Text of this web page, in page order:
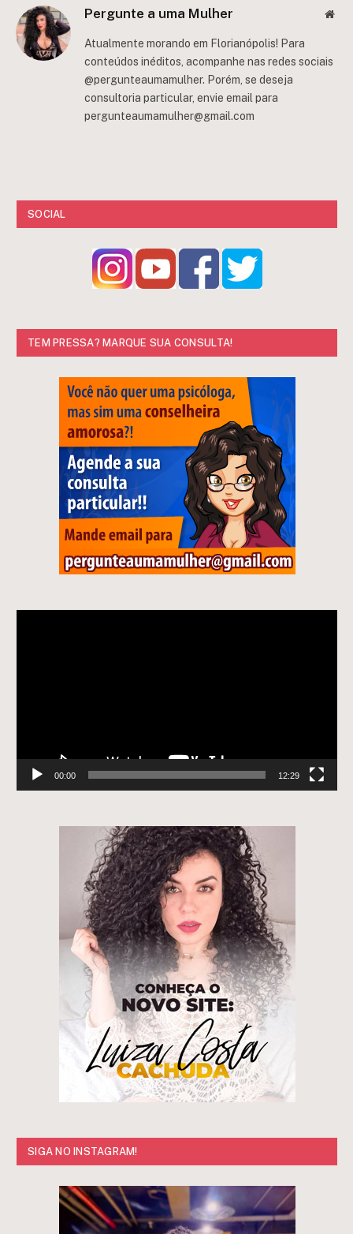
Pergunte a uma Mulher
Atualmente morando em Florianópolis! Para
conteúdos inéditos, acompanhe nas redes sociais
@pergunteaumamulher. Porém, se deseja
consultoria particular, envie email para
pergunteaumamulher@gmail.com
SOCIAL
TEM PRESSA? MARQUE SUA CONSULTA!
00:00 12:29
SIGA NO INSTAGRAM!